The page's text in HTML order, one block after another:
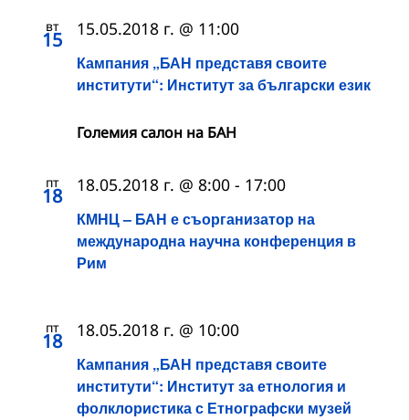
вт
15
Кампания „БАН представя своите
институти“: Институт за български език
15.05.2018 г. @ 11:00
Големия салон на БАН
пт
18
КМНЦ – БАН е съорганизатор на
международна научна конференция в
Рим
18.05.2018 г. @ 8:00 - 17:00
пт
18
Кампания „БАН представя своите
институти“: Институт за етнология и
фолклористика с Етнографски музей
18.05.2018 г. @ 10:00